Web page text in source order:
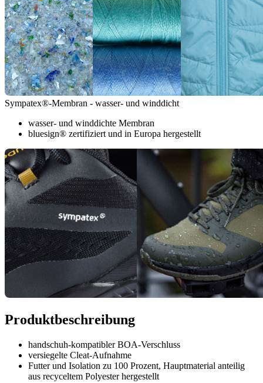
Sympatex®-Membran - wasser- und winddicht
wasser- und winddichte Membran
bluesign® zertifiziert und in Europa hergestellt
Produktbeschreibung
handschuh-kompatibler BOA-Verschluss
versiegelte Cleat-Aufnahme
Futter und Isolation zu 100 Prozent, Hauptmaterial anteilig
aus recyceltem Polyester hergestellt